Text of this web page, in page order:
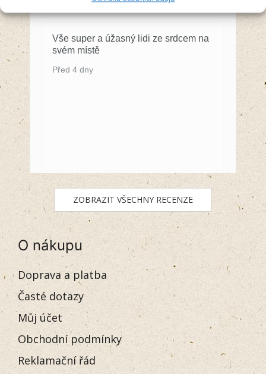
5/5
Vše super a úžasný lidi ze srdcem na
svém místě
Před 4 dny
ZOBRAZIT VŠECHNY RECENZE
O nákupu
Doprava a platba
Časté dotazy
Můj účet
Obchodní podmínky
Reklamační řád